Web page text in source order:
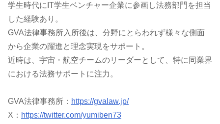
学生時代にIT学生ベンチャー企業に参画し法務部門を担当
した経験あり。
GVA法律事務所入所後は、分野にとらわれず様々な側面
から企業の躍進と理念実現をサポート。
近時は、宇宙・航空チームのリーダーとして、特に同業界
における法務サポートに注力。
GVA法律事務所： https://gvalaw.jp/
X： https://twitter.com/yumiben73